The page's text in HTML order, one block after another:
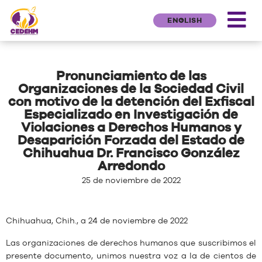
ENGLISH
Pronunciamiento de las
Organizaciones de la Sociedad Civil
con motivo de la detención del Exfiscal
Especializado en Investigación de
Violaciones a Derechos Humanos y
Desaparición Forzada del Estado de
Chihuahua Dr. Francisco González
Arredondo
25 de noviembre de 2022
Chihuahua, Chih., a 24 de noviembre de 2022
Las organizaciones de derechos humanos que suscribimos el
presente documento, unimos nuestra voz a la de cientos de